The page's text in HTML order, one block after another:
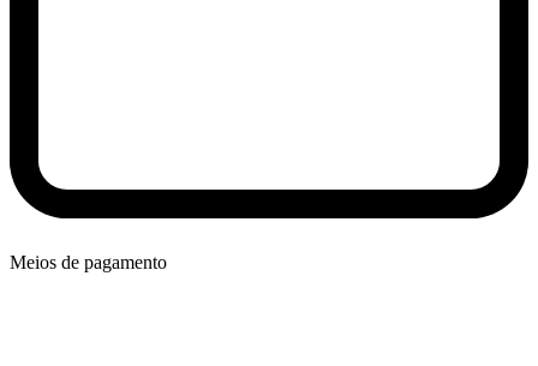
Meios de pagamento